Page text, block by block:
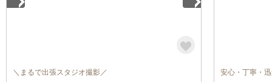
＼まるで出張スタジオ撮影／ 安心・丁寧・